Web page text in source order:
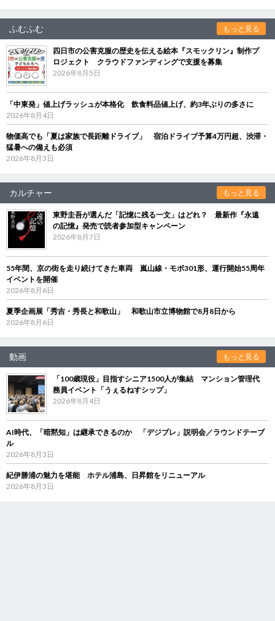
ふむふむ もっと見る
四日市の公害克服の歴史を伝える絵本『スモックリン』制作プ
ロジェクト クラウドファンディングで支援を募集
2026年8月5日
「中東発」値上げラッシュが本格化 飲食料品値上げ、約3年ぶりの多さに
2026年8月4日
物価高でも「夏は家族で長距離ドライブ」 宿泊ドライブ予算4万円超、渋滞・
猛暑への備えも必須
2026年8月3日
カルチャー もっと見る
東野圭吾が選んだ「記憶に残る一文」はどれ？ 最新作『永遠
の記憶』発売で読者参加型キャンペーン
2026年8月7日
55年間、京の街を走り続けてきた車両 嵐山線・モボ301形、運行開始55周年
イベントを開催
2026年8月6日
夏季企画展「秀吉・秀長と和歌山」 和歌山市立博物館で8月8日から
2026年8月6日
動画 もっと見る
「100歳現役」目指すシニア1500人が集結 マンション管理代
務員イベント「うぇるねすシップ」
2026年8月4日
AI時代、「暗黙知」は継承できるのか 「デジブレ」説明会／ラウンドテーブ
ル
2026年8月3日
紀伊勝浦の魅力を堪能 ホテル浦島、日昇館をリニューアル
2026年8月3日